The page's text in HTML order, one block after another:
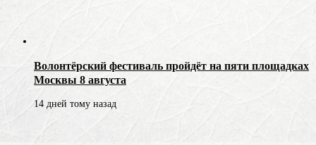
Волонтёрский фестиваль пройдёт на пяти площадках
Москвы 8 августа
14 дней тому назад